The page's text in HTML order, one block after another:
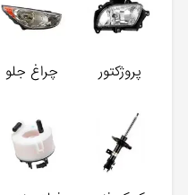
پروژکتور چراغ جلو